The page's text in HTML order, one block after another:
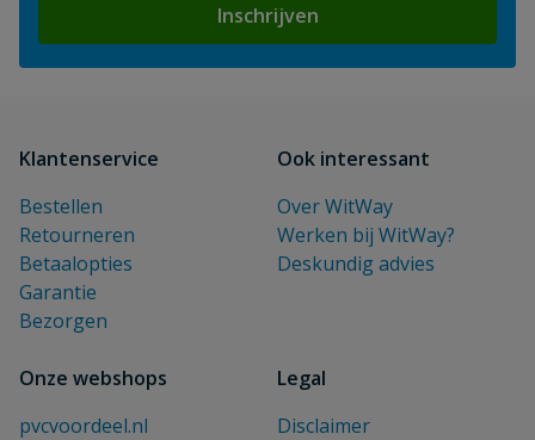
Inschrijven
Klantenservice
Bestellen
Retourneren
Betaalopties
Garantie
Bezorgen
Ook interessant
Over WitWay
Werken bij WitWay?
Deskundig advies
Onze webshops
pvcvoordeel.nl
Legal
Disclaimer